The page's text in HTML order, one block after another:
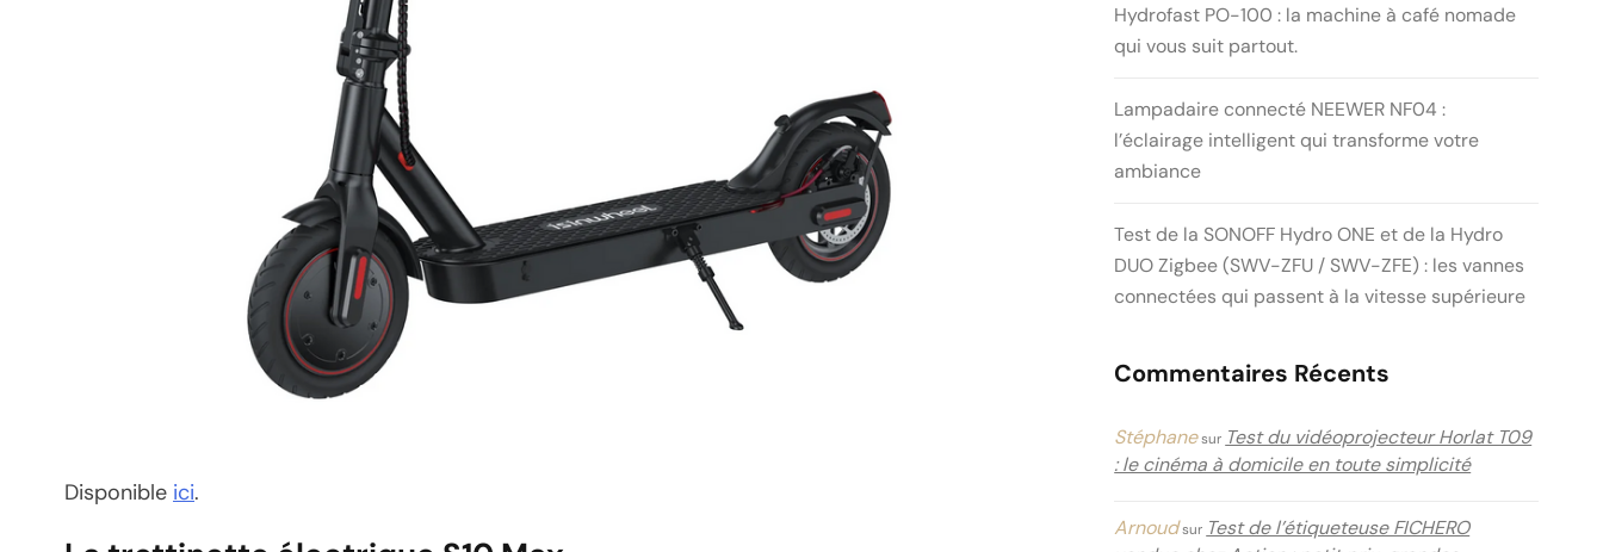
Disponible ici.
Hydrofast PO-100 : la machine à café nomade
qui vous suit partout.
Lampadaire connecté NEEWER NF04 :
l’éclairage intelligent qui transforme votre
ambiance
Test de la SONOFF Hydro ONE et de la Hydro
DUO Zigbee (SWV-ZFU / SWV-ZFE) : les vannes
connectées qui passent à la vitesse supérieure
Commentaires Récents
Stéphanesur Test du vidéoprojecteur Horlat T09
: le cinéma à domicile en toute simplicité
Arnoudsur Test de l’étiqueteuse FICHERO